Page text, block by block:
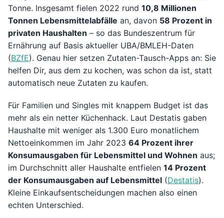
Tonne. Insgesamt fielen 2022 rund 10,8 Millionen
Tonnen Lebensmittelabfälle an, davon 58 Prozent in
privaten Haushalten – so das Bundeszentrum für
Ernährung auf Basis aktueller UBA/BMLEH-Daten
(BZfE). Genau hier setzen Zutaten-Tausch-Apps an: Sie
helfen Dir, aus dem zu kochen, was schon da ist, statt
automatisch neue Zutaten zu kaufen.
Für Familien und Singles mit knappem Budget ist das
mehr als ein netter Küchenhack. Laut Destatis gaben
Haushalte mit weniger als 1.300 Euro monatlichem
Nettoeinkommen im Jahr 2023 64 Prozent ihrer
Konsumausgaben für Lebensmittel und Wohnen aus;
im Durchschnitt aller Haushalte entfielen 14 Prozent
der Konsumausgaben auf Lebensmittel (Destatis).
Kleine Einkaufsentscheidungen machen also einen
echten Unterschied.